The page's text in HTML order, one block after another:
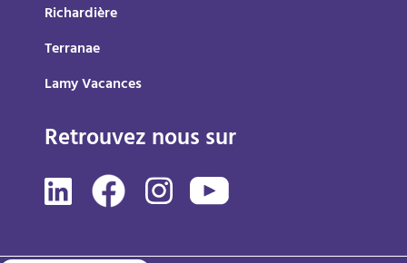
Richardière
Terranae
Lamy Vacances
Retrouvez nous sur